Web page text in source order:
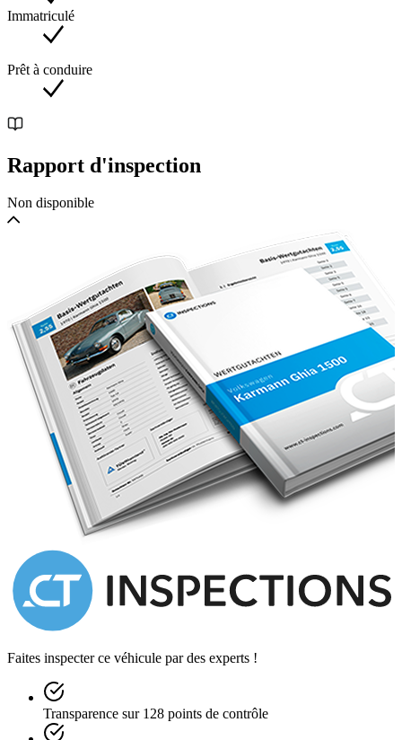
Immatriculé
Prêt à conduire
Rapport d'inspection
Non disponible
Faites inspecter ce véhicule par des experts !
Transparence sur 128 points de contrôle